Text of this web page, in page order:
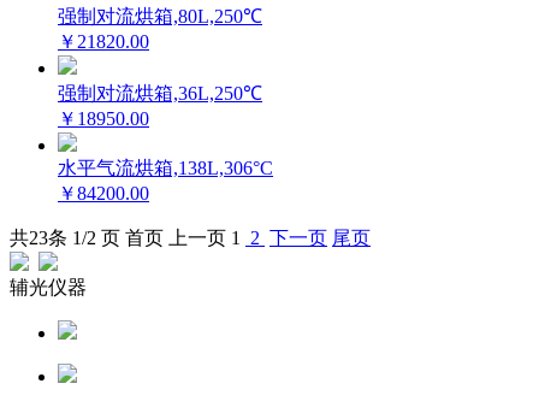
强制对流烘箱,80L,250℃
￥21820.00
强制对流烘箱,36L,250℃
￥18950.00
水平气流烘箱,138L,306°C
￥84200.00
共23条 1/2 页 首页 上一页 1 2 下一页 尾页
辅光仪器